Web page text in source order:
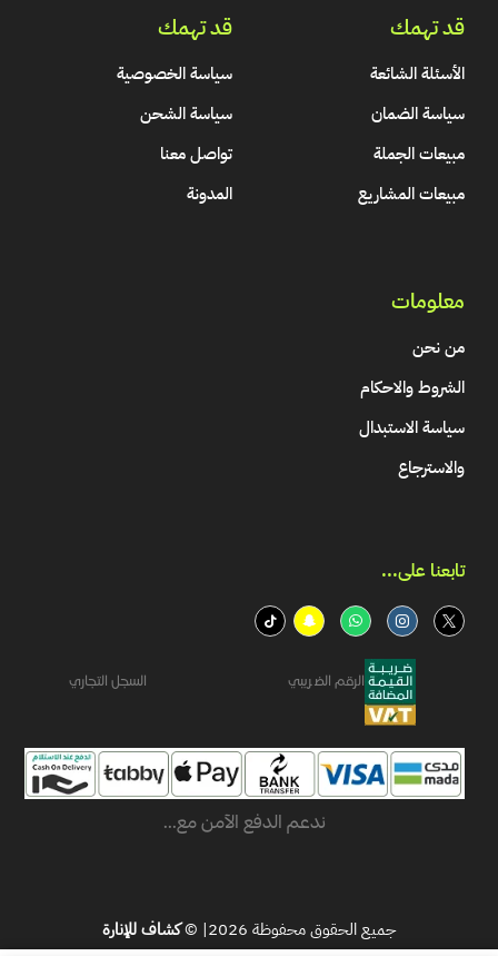
قد تهمك
الأسئلة الشائعة
سياسة الضمان
مبيعات الجملة
مبيعات المشاريع
قد تهمك
سياسة الخصوصية
سياسة الشحن
تواصل معنا
المدونة
معلومات
من نحن
الشروط والاحكام
سياسة الاستبدال
والاسترجاع
تابعنا على...​
الرقم الضريبي السجل التجاري
ندعم الدفع الآمن مع...
جميع الحقوق محفوظة 2026| © كشاف للإنارة